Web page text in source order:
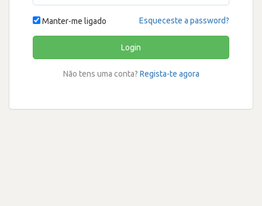
Manter-me ligado Esqueceste a password?
Login
Não tens uma conta? Regista-te agora